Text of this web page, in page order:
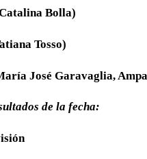
Bolla)
Tosso)
José Garavaglia,
de la fecha: